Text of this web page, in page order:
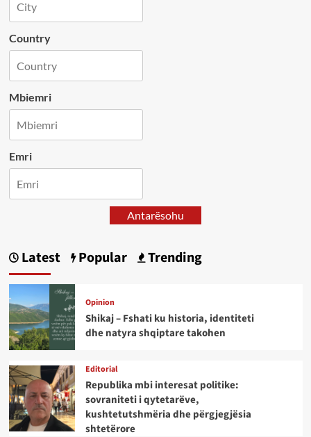
Country
Mbiemri
Emri
Antarësohu
Latest Popular Trending
Opinion
Shikaj – Fshati ku historia, identiteti
dhe natyra shqiptare takohen
Editorial
Republika mbi interesat politike:
sovraniteti i qytetarëve,
kushtetutshmëria dhe përgjegjësia
shtetërore